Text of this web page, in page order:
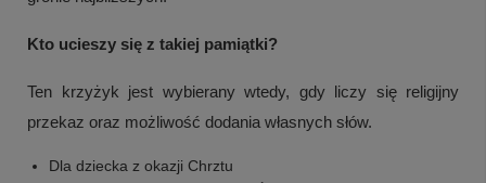
Kto ucieszy się z takiej pamiątki?
Ten krzyżyk jest wybierany wtedy, gdy liczy się religijny
przekaz oraz możliwość dodania własnych słów.
Dla dziecka z okazji Chrztu